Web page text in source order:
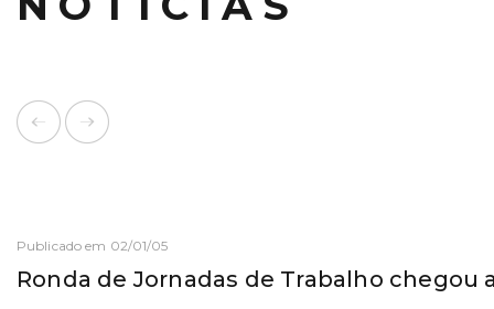
Publicado em 02/01/05
Ronda de Jornadas de Trabalho chegou